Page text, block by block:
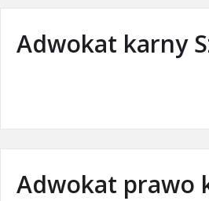
Adwokat karny
Adwokat prawo